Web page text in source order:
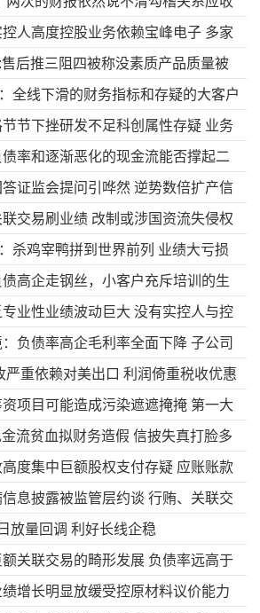
人高度控股业务依赖宝峰电子 多家
被注销
后推三阻四被称没素质产品质量被
题深交所遭质疑
全线下滑的财务指标和存疑的大客户
节节下挫研发不足科创属性存疑 业务
缺失
率和逐渐恶化的现金流能否撑起二
证监会提问引哗然 逆势数倍扩产信
流失
交易刷业绩 改制或涉国资流失侵权
杀鸡宰鸭拼到世界前列 业绩大亏损
高企走钢丝，小客户充斥培训的生
业性业绩波动巨大 没有实控人与控
了算？
负债率高企毛利率全面下降 子公司
低于同行
严重依赖对美出口 利润倚重税收优惠
险
项目可能造成污染遮遮掩掩 第一大
公司
流贫血拟财务造假 信披失真打脸多
度集中巨额股权支付存疑 应账账款
负债率畸高
息披露被监管层约谈 行贿、关联交
嘘叹
放量回调 利好长线企稳
额关联交易的畸形发展 负债率远高于
动
增长明显放缓受控原材料议价能力